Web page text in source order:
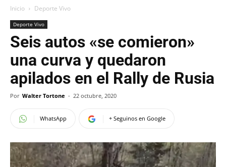
Inicio Deporte Vivo
Deporte Vivo
Seis autos «se comieron»
una curva y quedaron
apilados en el Rally de Rusia
Por Walter Tortone - 22 octubre, 2020
WhatsApp + Seguinos en Google